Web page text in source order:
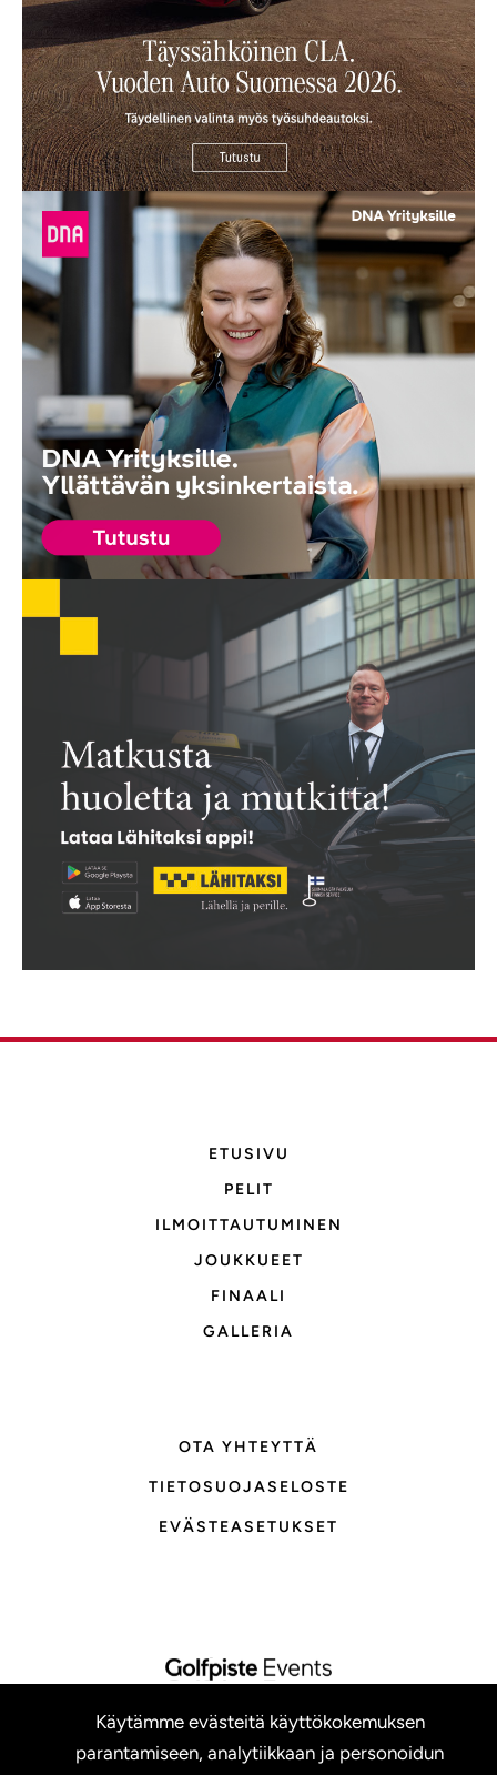
ETUSIVU
PELIT
ILMOITTAUTUMINEN
JOUKKUEET
FINAALI
GALLERIA
OTA YHTEYTTÄ
TIETOSUOJASELOSTE
EVÄSTEASETUKSET
Käytämme evästeitä käyttökokemuksen
parantamiseen, analytiikkaan ja personoidun